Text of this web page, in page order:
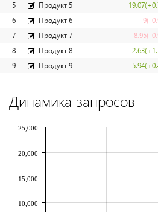
5
Продукт 5 19.07
6
Продукт 6 9(-
7
Продукт 7 8.95(-
8
Продукт 8 2.63
9
Продукт 9 5.94
Динамика запросов
10,000
15,000
20,000
25,000